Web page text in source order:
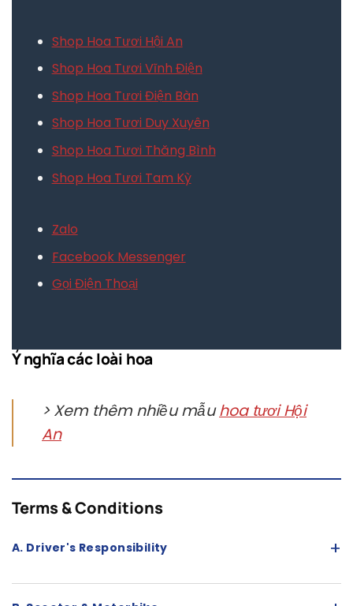
Shop Hoa Tươi Hội An
Shop Hoa Tươi Vĩnh Điện
Shop Hoa Tươi Điện Bàn
Shop Hoa Tươi Duy Xuyên
Shop Hoa Tươi Thăng Bình
Shop Hoa Tươi Tam Kỳ
Zalo
Facebook Messenger
Gọi Điện Thoại
Ý nghĩa các loài hoa
> Xem thêm nhiều mẫuhoa tươi Hội
An
Terms & Conditions
A. Driver's Responsibility +